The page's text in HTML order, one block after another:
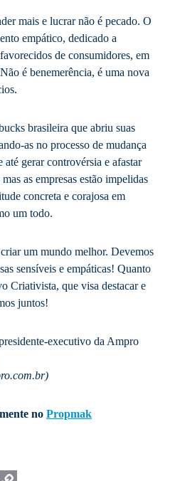
mais e lucrar não é pecado. O
empático, dedicado a
de consumidores, em
é benemerência, é uma nova
brasileira que abriu suas
as no processo de mudança
até gerar controvérsia e afastar
as empresas estão impelidas
concreta e corajosa em
um todo.
um mundo melhor. Devemos
sensíveis e empáticas! Quanto
Criativista, que visa destacar e
juntos!
executivo da Ampro
no Propmak